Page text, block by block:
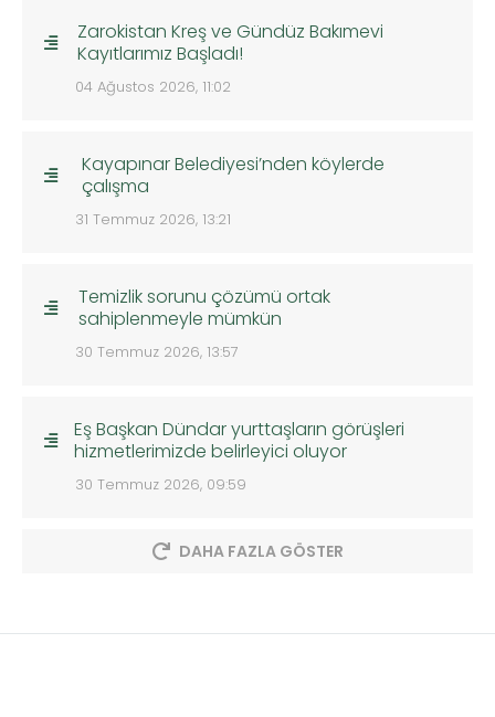
Zarokistan Kreş ve Gündüz Bakımevi
Kayıtlarımız Başladı!
04 Ağustos 2026, 11:02
Kayapınar Belediyesi’nden köylerde
çalışma
31 Temmuz 2026, 13:21
Temizlik sorunu çözümü ortak
sahiplenmeyle mümkün
30 Temmuz 2026, 13:57
Eş Başkan Dündar yurttaşların görüşleri
hizmetlerimizde belirleyici oluyor
30 Temmuz 2026, 09:59
DAHA FAZLA GÖSTER